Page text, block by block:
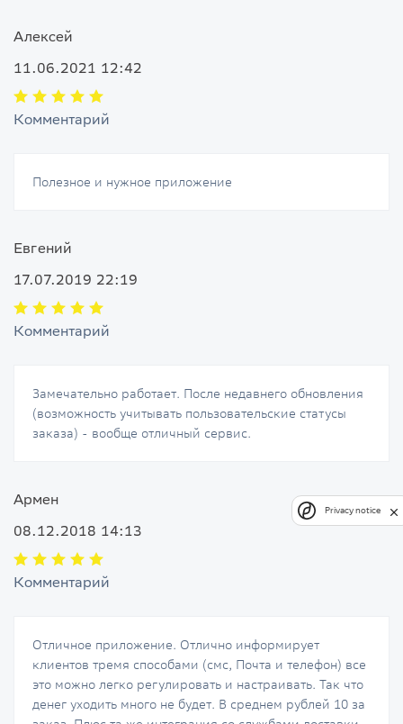
Алексей
11.06.2021 12:42
Комментарий
Полезное и нужное приложение
Евгений
17.07.2019 22:19
Комментарий
Замечательно работает. После недавнего обновления
(возможность учитывать пользовательские статусы
заказа) - вообще отличный сервис.
Армен
08.12.2018 14:13
Комментарий
Отличное приложение. Отлично информирует
клиентов тремя способами (смс, Почта и телефон) все
это можно легко регулировать и настраивать. Так что
денег уходить много не будет. В среднем рублей 10 за
Privacy notice